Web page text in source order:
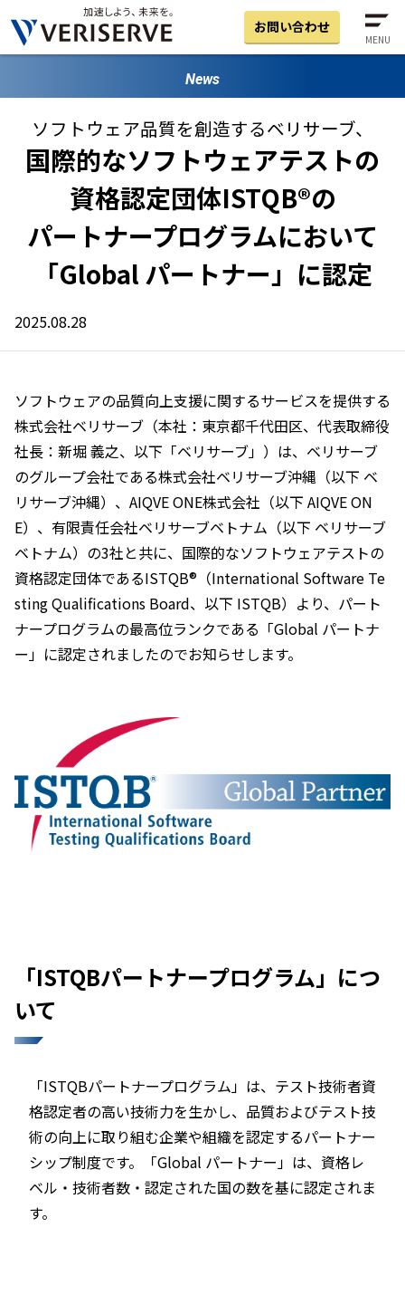
お問い合わせ
MENU
News
国際的なソフトウェアテストの
資格認定団体ISTQB®の
パートナープログラムにおいて
「Global パートナー」に認定
2025.08.28
ソフトウェアの品質向上支援に関するサービスを提供する
株式会社ベリサーブ（本社：東京都千代田区、代表取締役
社長：新堀 義之、以下「ベリサーブ」）は、ベリサーブ
のグループ会社である株式会社ベリサーブ沖縄（以下 ベ
リサーブ沖縄）、AIQVE ONE株式会社（以下 AIQVE ON
E）、有限責任会社ベリサーブベトナム（以下 ベリサーブ
ベトナム）の3社と共に、国際的なソフトウェアテストの
資格認定団体であるISTQB®（International Software Te
sting Qualifications Board、以下 ISTQB）より、パート
ナープログラムの最高位ランクである「Global パートナ
ー」に認定されましたのでお知らせします。
「ISTQBパートナープログラム」につ
いて
「ISTQBパートナープログラム」は、テスト技術者資
格認定者の高い技術力を生かし、品質およびテスト技
術の向上に取り組む企業や組織を認定するパートナー
シップ制度です。「Global パートナー」は、資格レ
ベル・技術者数・認定された国の数を基に認定されま
す。